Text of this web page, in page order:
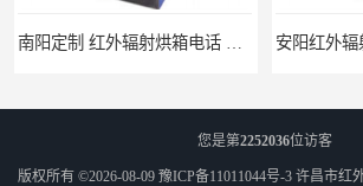
安阳红外
您是第2252036位访客
版权所有 ©2026-08-09 豫ICP备11011044号-3 许昌市红